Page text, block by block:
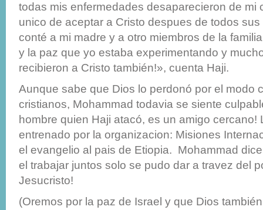
todas mis enfermedades desaparecieron de mi
unico de aceptar a Cristo despues de todos
conté a mi madre y a otro miembros de la
y la paz que yo estaba experimentando y
recibieron a Cristo también!», cuenta Haji.
Aunque sabe que Dios lo perdonó por el modo
cristianos, Mohammad todavia se siente
hombre quien Haji atacó, es un amigo cercano!
entrenado por la organizacion: Misiones
el evangelio al pais de Etiopia. Mohammad
el trabajar juntos solo se pudo dar a travez del
Jesucristo!
(Oremos por la paz de Israel y que Dios